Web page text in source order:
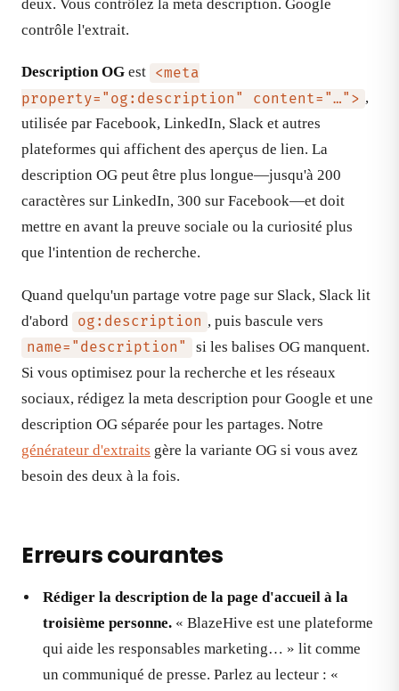
deux. Vous contrôlez la meta description. Google
contrôle l'extrait.
Description OG est <meta
property="og:description" content="…"> ,
utilisée par Facebook, LinkedIn, Slack et autres
plateformes qui affichent des aperçus de lien. La
description OG peut être plus longue—jusqu'à 200
caractères sur LinkedIn, 300 sur Facebook—et doit
mettre en avant la preuve sociale ou la curiosité plus
que l'intention de recherche.
Quand quelqu'un partage votre page sur Slack, Slack lit
d'abord og:description , puis bascule vers
name="description"
si les balises OG manquent.
Si vous optimisez pour la recherche et les réseaux
sociaux, rédigez la meta description pour Google et une
description OG séparée pour les partages. Notre
générateur d'extraits gère la variante OG si vous avez
besoin des deux à la fois.
Erreurs courantes
Rédiger la description de la page d'accueil à la
troisième personne. « BlazeHive est une plateforme
qui aide les responsables marketing… » lit comme
un communiqué de presse. Parlez au lecteur : «